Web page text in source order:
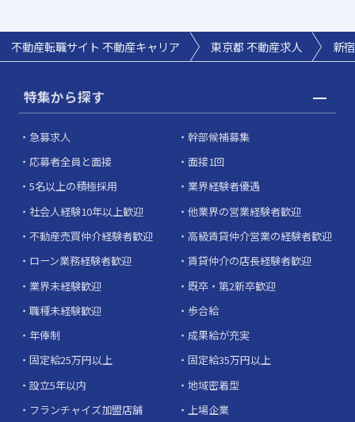
不動産転職サイト 不動産キャリア 東京都 不動産求人 新
特集から探す
急募求人
幹部候補募集
応募者全員と面接
面接1回
5名以上の積極採用
業界経験者優遇
社会人経験10年以上歓迎
他業界の営業経験者歓迎
不動産売買仲介経験者歓迎
高級賃貸仲介営業の経験者歓迎
ローン業務経験者歓迎
賃貸仲介の店長経験者歓迎
業界未経験歓迎
既卒・第2新卒歓迎
職種未経験歓迎
歩合給
年俸制
成果給が充実
固定給25万円以上
固定給35万円以上
設立5年以内
地域密着型
フランチャイズ加盟店舗
上場企業